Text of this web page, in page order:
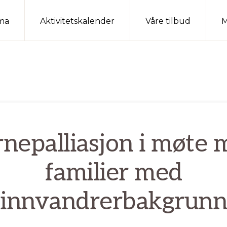
Aktivitetskalender Våre tilbud
i møte
familier med
innvandrerbakgrunn